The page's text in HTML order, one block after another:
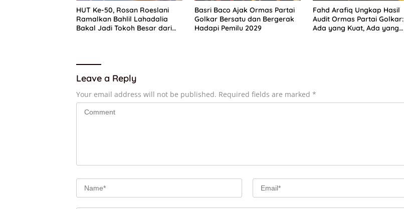
HUT Ke-50, Rosan Roeslani
Ramalkan Bahlil Lahadalia
Bakal Jadi Tokoh Besar dari
Basri Baco Ajak Ormas Partai
Golkar Bersatu dan Bergerak
Hadapi Pemilu 2029
Fahd Arafiq Ungkap Hasil
Audit Ormas Partai Golkar:
Ada yang Kuat, Ada yang
Leave a Reply
Your email address will not be published. Required fields are marked *